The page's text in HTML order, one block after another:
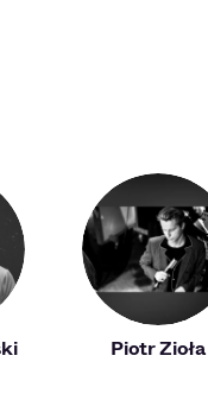
Piotr Zioła